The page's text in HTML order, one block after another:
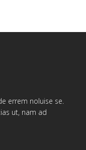
errem noluise se.
ut, nam ad